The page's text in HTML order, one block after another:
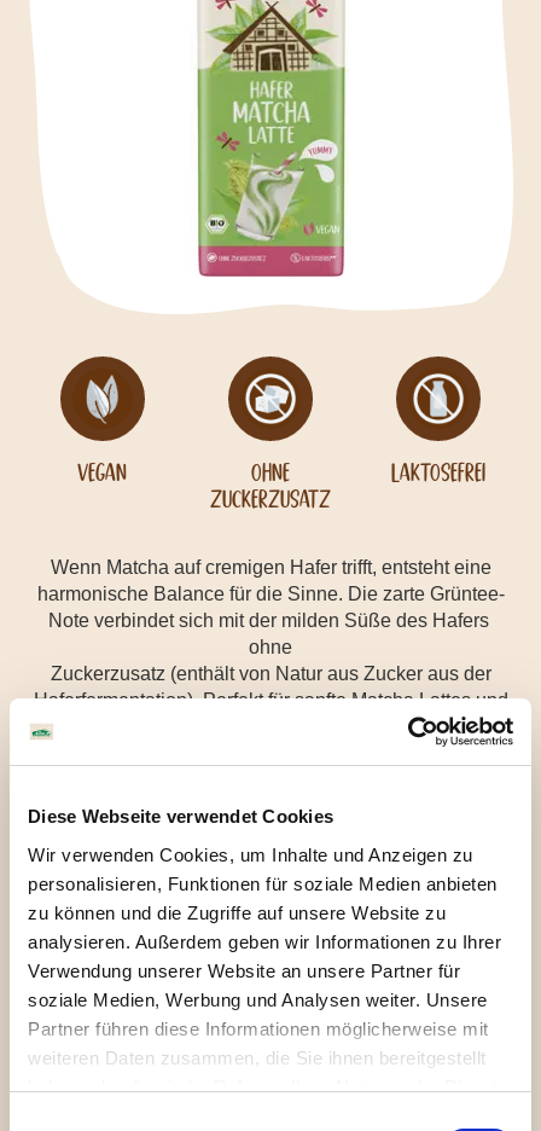
Diese Webseite verwendet Cookies
Wir verwenden Cookies, um Inhalte und Anzeigen zu
personalisieren, Funktionen für soziale Medien anbieten
zu können und die Zugriffe auf unsere Website zu
analysieren. Außerdem geben wir Informationen zu Ihrer
Verwendung unserer Website an unsere Partner für
soziale Medien, Werbung und Analysen weiter. Unsere
Partner führen diese Informationen möglicherweise mit
weiteren Daten zusammen, die Sie ihnen bereitgestellt
haben oder die sie im Rahmen Ihrer Nutzung der Dienste
Wenn Matcha auf cremigen Hafer trifft, entsteht eine
harmonische Balance für die Sinne. Die zarte Grüntee-
Note verbindet sich mit der milden Süße des Hafers 
ohne
Zuckerzusatz (enthält von Natur aus Zucker aus der
Haferfermentation). Perfekt für sanfte Matcha Lattes und
Ob warm oder eisgekühlt ist der Drink ideal für alle, die
milder und ohne viel Zubereitung genießen möchten.
Ideal auch im Müsli, Smoothie oder pur.
Zum Shop
Zutaten Allergene Nährwerte
Vegan
Ohne
Zuckerzusatz
Laktosefrei